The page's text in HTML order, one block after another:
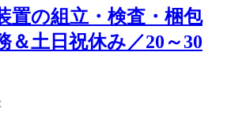
置の組立・検査・梱包
＆土日祝休み／20～30